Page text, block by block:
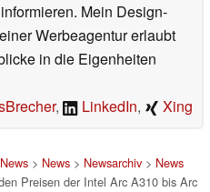
Mein Design-
Werbeagentur erlaubt
in die Eigenheiten
, LinkedIn, Xing
> News> Newsarchiv> News
Preisen der Intel Arc A310 bis Arc